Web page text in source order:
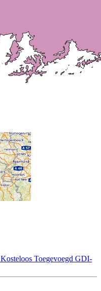
Kosteloos Toegevoegd GDI-